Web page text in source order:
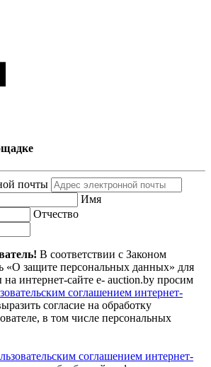
почты
Имя
Отчество
В соответствии с Законом
«О защите персональных данных» для
интернет-сайте e- auction.by просим
соглашением интернет-
согласие на обработку
в том числе персональных
соглашением интернет-